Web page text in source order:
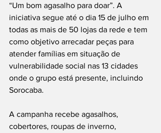
“Um bom agasalho para doar”. A
iniciativa segue até o dia 15 de julho em
todas as mais de 50 lojas da rede e tem
como objetivo arrecadar peças para
atender famílias em situação de
vulnerabilidade social nas 13 cidades
onde o grupo está presente, incluindo
Sorocaba.
A campanha recebe agasalhos,
cobertores, roupas de inverno,